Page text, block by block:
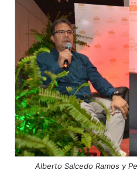
Alberto Salcedo Ramos y